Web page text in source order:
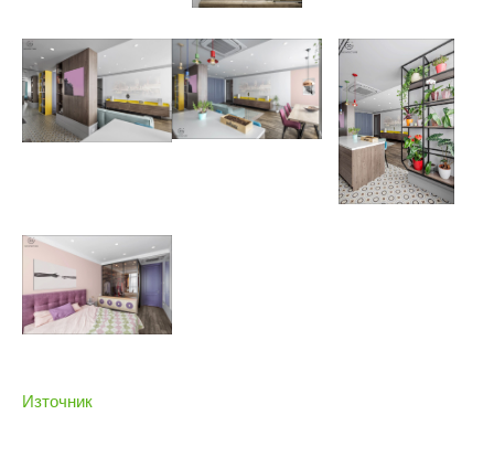
Източник